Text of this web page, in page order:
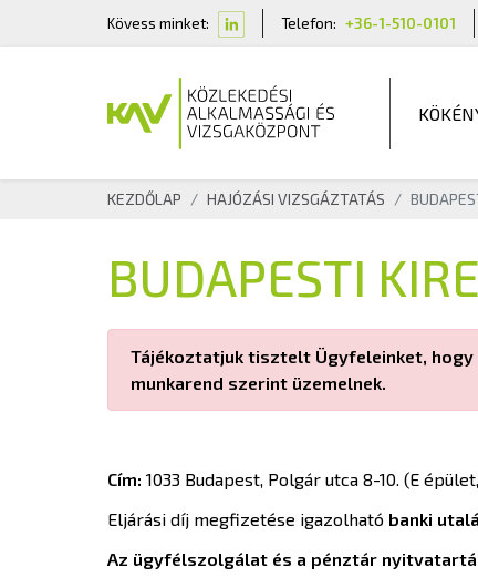
Kövess minket: Telefon: +36-1-510-0101
KEZDŐLAP HAJÓZÁSI VIZSGÁZTATÁS
BUDAPESTI
Tájékoztatjuk tisztelt Ügyfeleinket,
munkarend szerint üzemelnek.
Cím: 1033 Budapest, Polgár utca 8-10. (E épület,
Eljárási díj megfizetése igazolható banki
Az ügyfélszolgálat és a pénztár